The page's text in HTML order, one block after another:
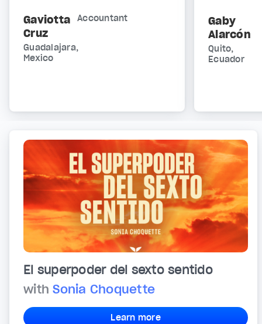
Gaviotta
Cruz
Accountant
Guadalajara,
Mexico
Gaby
Alarcón
Quito,
Ecuador
El superpoder del sexto sentido
withSonia Choquette
Learn more